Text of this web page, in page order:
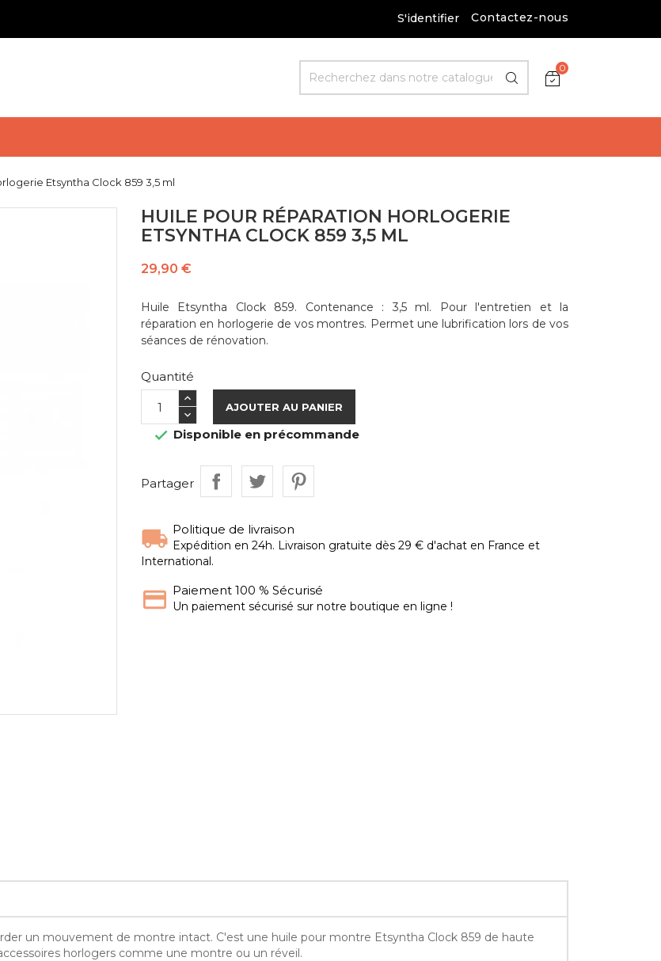
S'identifier Contactez-nous
0
Etsyntha Clock 859 3,5 ml
HUILE POUR RÉPARATION HORLOGERIE
ETSYNTHA CLOCK 859 3,5 ML
29,90 €
Huile Etsyntha Clock 859. Contenance : 3,5 ml. Pour l'entretien et la
réparation en horlogerie de vos montres. Permet une lubrification lors de vos
séances de rénovation.
Quantité
AJOUTER AU PANIER
 Disponible en précommande
Partager
Politique de livraison
Expédition en 24h. Livraison gratuite dès 29 € d'achat en France et
International.
Paiement 100 % Sécurisé
Un paiement sécurisé sur notre boutique en ligne !
un mouvement de montre intact. C'est une huile pour montre Etsyntha Clock 859 de haute
horlogers comme une montre ou un réveil.